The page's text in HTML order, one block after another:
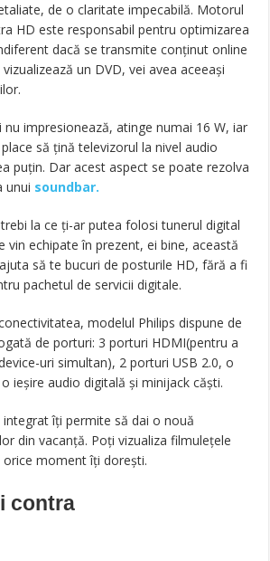
de o claritate impecabilă. Motorul
HD este responsabil pentru optimizarea
dacă se transmite conținut online
un DVD, vei avea aceeași
nu impresionează, atinge numai 16 W, iar
să țină televizorul la nivel audio
puțin. Dar acest aspect se poate rezolva
unui soundbar.
la ce ți-ar putea folosi tunerul digital
vin echipate în prezent, ei bine, această
să te bucuri de posturile HD, fără a fi
pachetul de servicii digitale.
modelul Philips dispune de
de porturi: 3 porturi HDMI(pentru a
uri simultan), 2 porturi USB 2.0, o
ieșire audio digitală și minijack căști.
îți permite să dai o nouă
din vacanță. Poți vizualiza filmulețele
moment îți dorești.
contra